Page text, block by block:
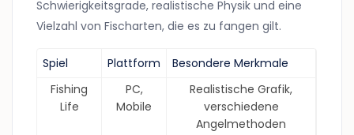
Schwierigkeitsgrade, realistische Physik und eine
Vielzahl von Fischarten, die es zu fangen gilt.
Spiel Plattform
Besondere Merkmale
Fishing
Life
PC,
Mobile
Realistische Grafik,
verschiedene
Angelmethoden